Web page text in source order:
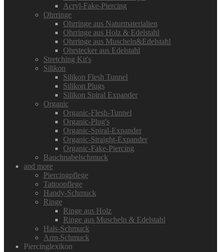
Acryl-Fake-Piercing
Ohrringe
Ohrringe aus Naturmaterialien
Ohrringe aus Holz & Edelstahl
Ohrringe aus Muscheln&Edelstahl
Ohrstecker aus Edelstahl
Stretching Kit's
Silikon
Silikon Flesh Tunnel
Silikon Plugs
Silikon Spiral Expander
Organic
Organic-Flesh-Tunnel
Organic-Plug's
Organic-Spiral-Expander
Organic-Straight-Expander
Organic-Fake-Piercing
Bauchnabelschmuck
and more
Piercingpflege
Tattoopflege
Handy-Schmuck
Ringe
Ringe aus Holz
Ringe aus Muscheln & Edelstahl
Hals-Schmuck
Arm-Schmuck
Piercinglexikon